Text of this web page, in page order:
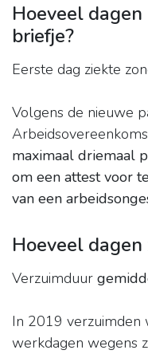
Hoeveel
briefje?
Eerste dag ziekte
Volgens de nieuwe
maximaal driemaal
om een attest voor
van een
Hoeveel
Verzuimduur
In 2019 verzuimden
werkdagen wegens